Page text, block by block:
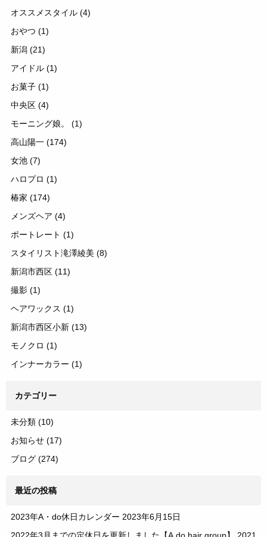
オススメスタイル (4)
おやつ (1)
新潟 (21)
アイドル (1)
お菓子 (1)
中央区 (4)
モーニング娘。 (1)
高山陽一 (174)
女池 (7)
ハロプロ (1)
椿家 (174)
メンズヘア (4)
ポートレート (1)
スタイリスト滝澤綾美 (8)
新潟市西区 (11)
撮影 (1)
ヘアワックス (1)
新潟市西区小新 (13)
モノクロ (1)
インナーカラー (1)
カテゴリー
未分類 (10)
お知らせ (17)
ブログ (274)
最近の投稿
2023年A・do休日カレンダー 2023年6月15日